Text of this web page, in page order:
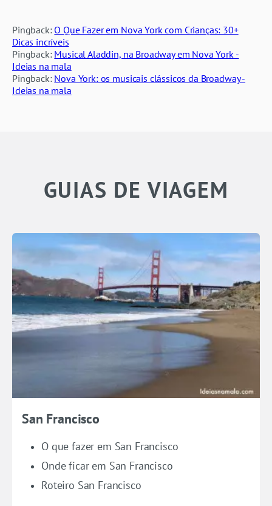
Pingback:O Que Fazer em Nova York com Crianças: 30+
Dicas incríveis
Pingback: Musical Aladdin, na Broadway em Nova York -
Ideias na mala
Pingback: Nova York: os musicais clássicos da Broadway -
Ideias na mala
GUIAS DE VIAGEM
San Francisco
O que fazer em San Francisco
Onde ficar em San Francisco
Roteiro San Francisco